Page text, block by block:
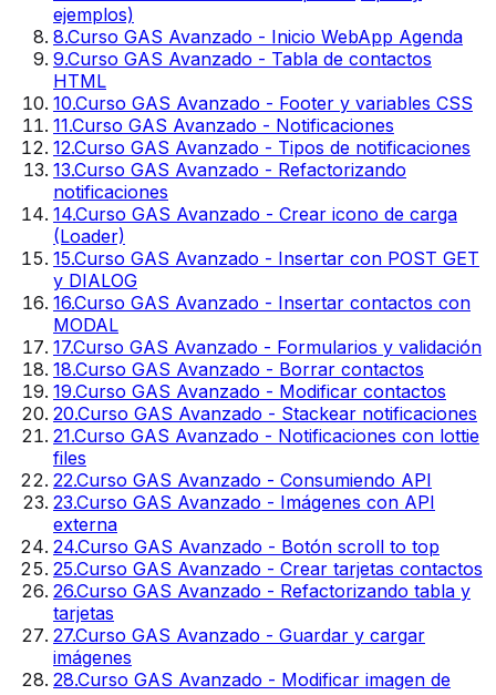
ejemplos)
8.Curso GAS Avanzado - Inicio WebApp Agenda
9.Curso GAS Avanzado - Tabla de contactos
HTML
10.Curso GAS Avanzado - Footer y variables CSS
11.Curso GAS Avanzado - Notificaciones
12.Curso GAS Avanzado - Tipos de notificaciones
13.Curso GAS Avanzado - Refactorizando
notificaciones
14.Curso GAS Avanzado - Crear icono de carga
(Loader)
15.Curso GAS Avanzado - Insertar con POST GET
y DIALOG
16.Curso GAS Avanzado - Insertar contactos con
MODAL
17.Curso GAS Avanzado - Formularios y validación
18.Curso GAS Avanzado - Borrar contactos
19.Curso GAS Avanzado - Modificar contactos
20.Curso GAS Avanzado - Stackear notificaciones
21.Curso GAS Avanzado - Notificaciones con lottie
files
22.Curso GAS Avanzado - Consumiendo API
23.Curso GAS Avanzado - Imágenes con API
externa
24.Curso GAS Avanzado - Botón scroll to top
25.Curso GAS Avanzado - Crear tarjetas contactos
26.Curso GAS Avanzado - Refactorizando tabla y
tarjetas
27.Curso GAS Avanzado - Guardar y cargar
imágenes
28.Curso GAS Avanzado - Modificar imagen de